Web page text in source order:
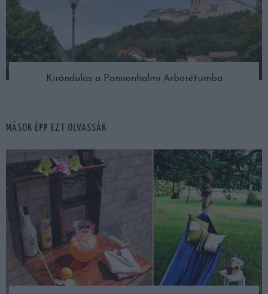
Kirándulás a Pannonhalmi Arborétumba
MÁSOK ÉPP EZT OLVASSÁK